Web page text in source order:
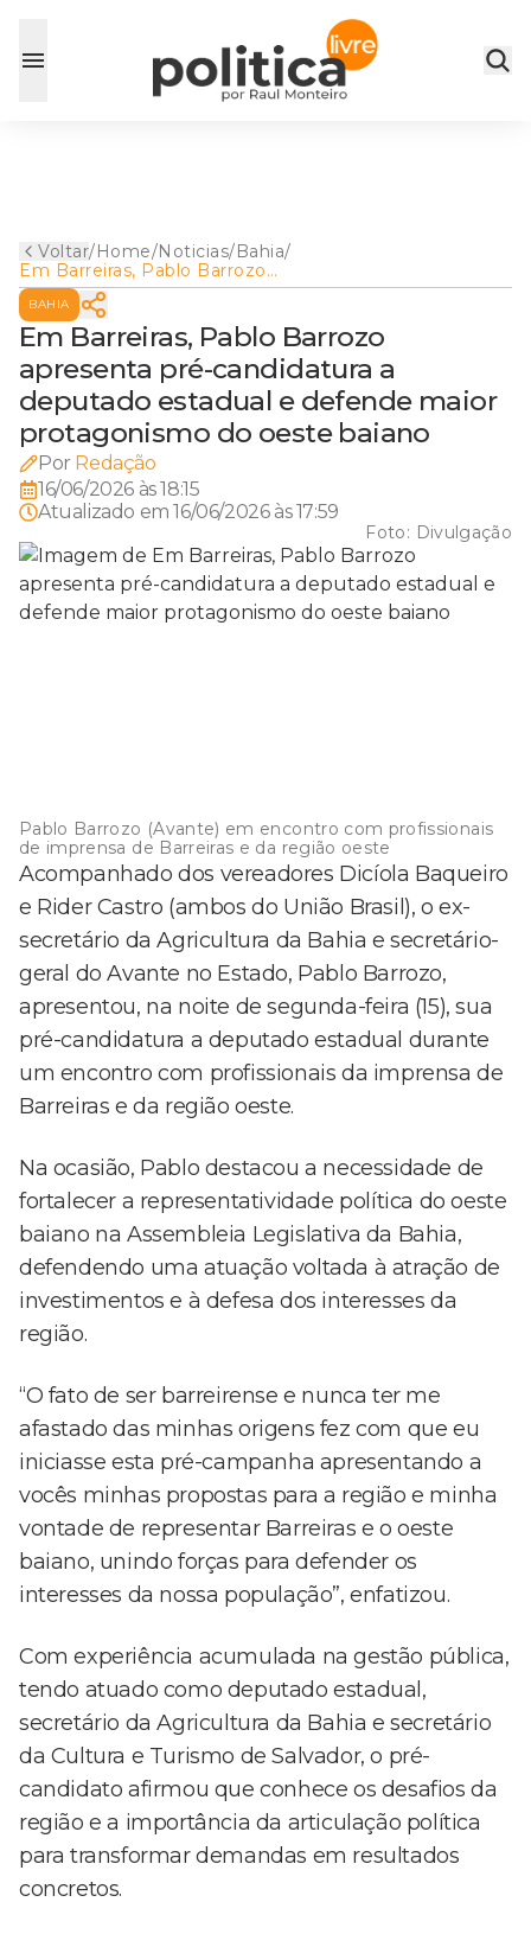
Voltar/Home/Noticias/Bahia/
Em Barreiras, Pablo Barrozo
apresenta pré-candidatura a
deputado estadual e
defende maior protagonismo
do oeste baiano
BAHIA
Em Barreiras, Pablo Barrozo
apresenta pré-candidatura a
deputado estadual e defende maior
protagonismo do oeste baiano
Por Redação
16/06/2026 às 18:15
Atualizado em16/06/2026 às 17:59
Foto: Divulgação
Pablo Barrozo (Avante) em encontro com profissionais
de imprensa de Barreiras e da região oeste
Acompanhado dos vereadores Dicíola Baqueiro
e Rider Castro (ambos do União Brasil), o ex-
secretário da Agricultura da Bahia e secretário-
geral do Avante no Estado, Pablo Barrozo,
apresentou, na noite de segunda-feira (15), sua
pré-candidatura a deputado estadual durante
um encontro com profissionais da imprensa de
Barreiras e da região oeste.
Na ocasião, Pablo destacou a necessidade de
fortalecer a representatividade política do oeste
baiano na Assembleia Legislativa da Bahia,
defendendo uma atuação voltada à atração de
investimentos e à defesa dos interesses da
região.
“O fato de ser barreirense e nunca ter me
afastado das minhas origens fez com que eu
iniciasse esta pré-campanha apresentando a
vocês minhas propostas para a região e minha
vontade de representar Barreiras e o oeste
baiano, unindo forças para defender os
interesses da nossa população”, enfatizou.
Com experiência acumulada na gestão pública,
tendo atuado como deputado estadual,
secretário da Agricultura da Bahia e secretário
da Cultura e Turismo de Salvador, o pré-
candidato afirmou que conhece os desafios da
região e a importância da articulação política
para transformar demandas em resultados
concretos.